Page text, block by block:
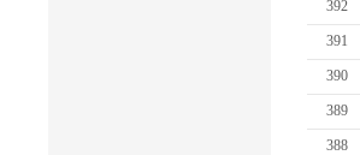
392
391
390
389
388